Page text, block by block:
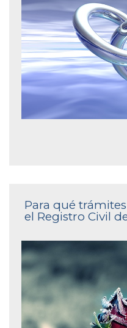
Para qué
el Registro Civil